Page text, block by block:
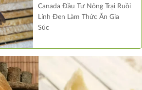
Canada Đầu Tư Nông Trại Ruồi
Lính Đen Làm Thức Ăn Gia
Súc